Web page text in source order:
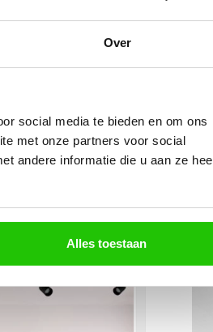
Over
social media te bieden en om ons
met onze partners voor social
andere informatie die u aan ze
Alles toestaan
PLUS
Alle